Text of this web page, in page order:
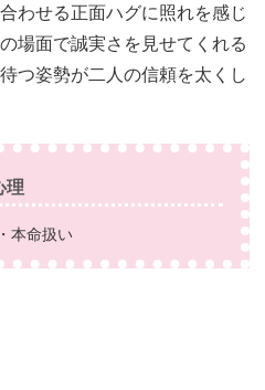
わせる正面ハグに照れを感じ
場面で誠実さを見せてくれる
つ姿勢が二人の信頼を太くし
理
本命扱い